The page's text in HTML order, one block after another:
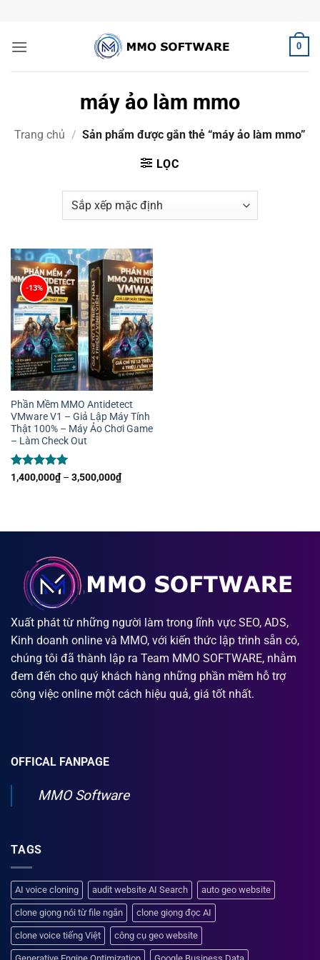
nội
0
máy ảo làm mmo
Trang chủ / Sản phẩm được gắn thẻ “máy ảo làm mmo”
LỌC
-13%
Phần Mềm MMO Antidetect
VMware V1 – Giả Lập Máy Tính
Thật 100% – Máy Ảo Chơi Game
– Làm Check Out
Được xếp
1,400,000₫ – 3,500,000₫Khoảng
giá:
Xuất phát từ những người làm trong lĩnh vực SEO, ADS,
Kinh doanh online và MMO, với kiến thức lập trình sẵn có,
chúng tôi đã thành lập ra Team MMO SOFTWARE, nhằm
đem đến cho quý khách hàng những phần mềm hỗ trợ
công việc online một cách hiệu quả, giá tốt nhất.
OFFICAL FANPAGE
MMO Software
TAGS
AI voice cloning audit website AI Search auto geo website
clone giọng nói từ file ngắn clone giọng đọc AI
clone voice tiếng Việt công cụ geo website